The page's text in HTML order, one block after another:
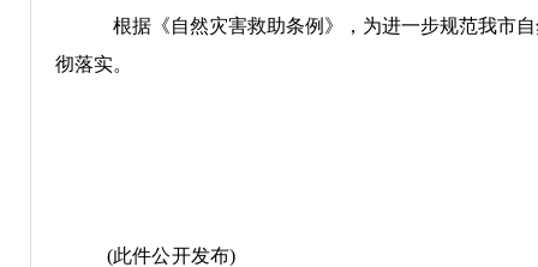
根据《自然灾害救助条例》，为进一步规范我市
彻落实。
(此件公开发布)